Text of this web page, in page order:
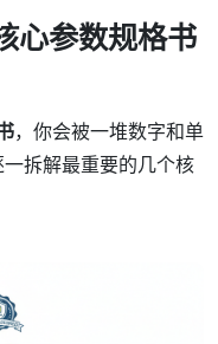
心参数规格书
，你会被一堆数字和单
拆解最重要的几个核